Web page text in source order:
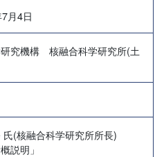
月4日
研究機構 核融合科学研究所(土
(核融合科学研究所所長)
説明」